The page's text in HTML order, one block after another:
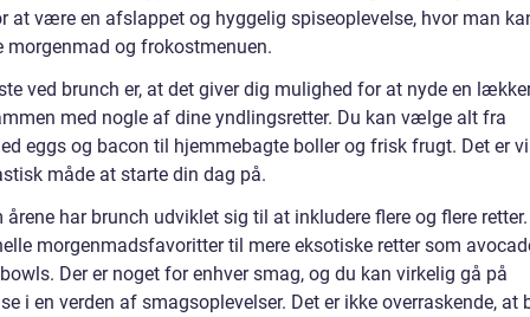
at være en afslappet og hyggelig spiseoplevelse, hvor man
morgenmad og frokostmenuen.
ved brunch er, at det giver dig mulighed for at nyde en
med nogle af dine yndlingsretter. Du kan vælge alt fra
eggs og bacon til hjemmebagte boller og frisk frugt. Det er
måde at starte din dag på.
årene har brunch udviklet sig til at inkludere flere og flere
morgenmadsfavoritter til mere eksotiske retter som
Der er noget for enhver smag, og du kan virkelig gå på
i en verden af smagsoplevelser. Det er ikke overraskende, at